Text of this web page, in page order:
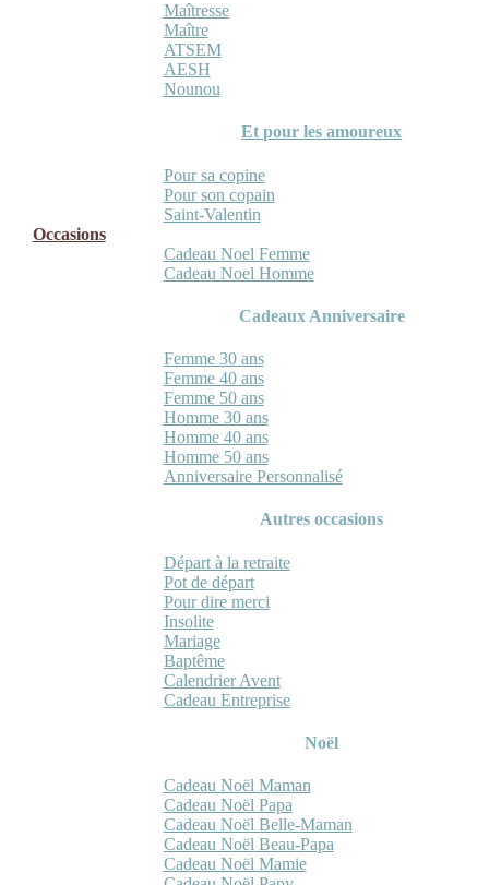
Maîtresse
Maître
ATSEM
AESH
Nounou
Et pour les amoureux
Pour sa copine
Pour son copain
Saint-Valentin
Occasions
Cadeau Noel Femme
Cadeau Noel Homme
Cadeaux Anniversaire
Femme 30 ans
Femme 40 ans
Femme 50 ans
Homme 30 ans
Homme 40 ans
Homme 50 ans
Anniversaire Personnalisé
Autres occasions
Départ à la retraite
Pot de départ
Pour dire merci
Insolite
Mariage
Baptême
Calendrier Avent
Cadeau Entreprise
Noël
Cadeau Noël Maman
Cadeau Noël Papa
Cadeau Noël Belle-Maman
Cadeau Noël Beau-Papa
Cadeau Noël Mamie